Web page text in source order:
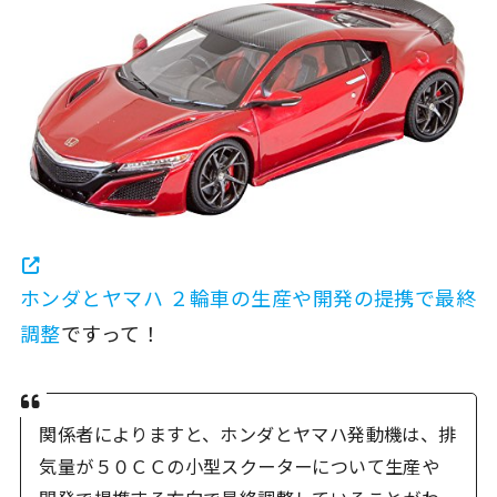
ホンダとヤマハ ２輪車の生産や開発の提携で最終
調整ですって！
関係者によりますと、ホンダとヤマハ発動機は、排
気量が５０ＣＣの小型スクーターについて生産や